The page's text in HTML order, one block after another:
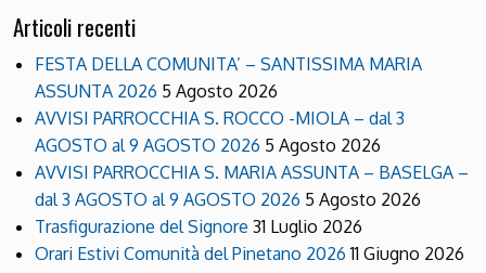
Articoli recenti
FESTA DELLA COMUNITA’ – SANTISSIMA MARIA
ASSUNTA 2026 5 Agosto 2026
AVVISI PARROCCHIA S. ROCCO -MIOLA – dal 3
AGOSTO al 9 AGOSTO 2026 5 Agosto 2026
AVVISI PARROCCHIA S. MARIA ASSUNTA – BASELGA –
dal 3 AGOSTO al 9 AGOSTO 2026 5 Agosto 2026
Trasfigurazione del Signore 31 Luglio 2026
Orari Estivi Comunità del Pinetano 2026 11 Giugno 2026